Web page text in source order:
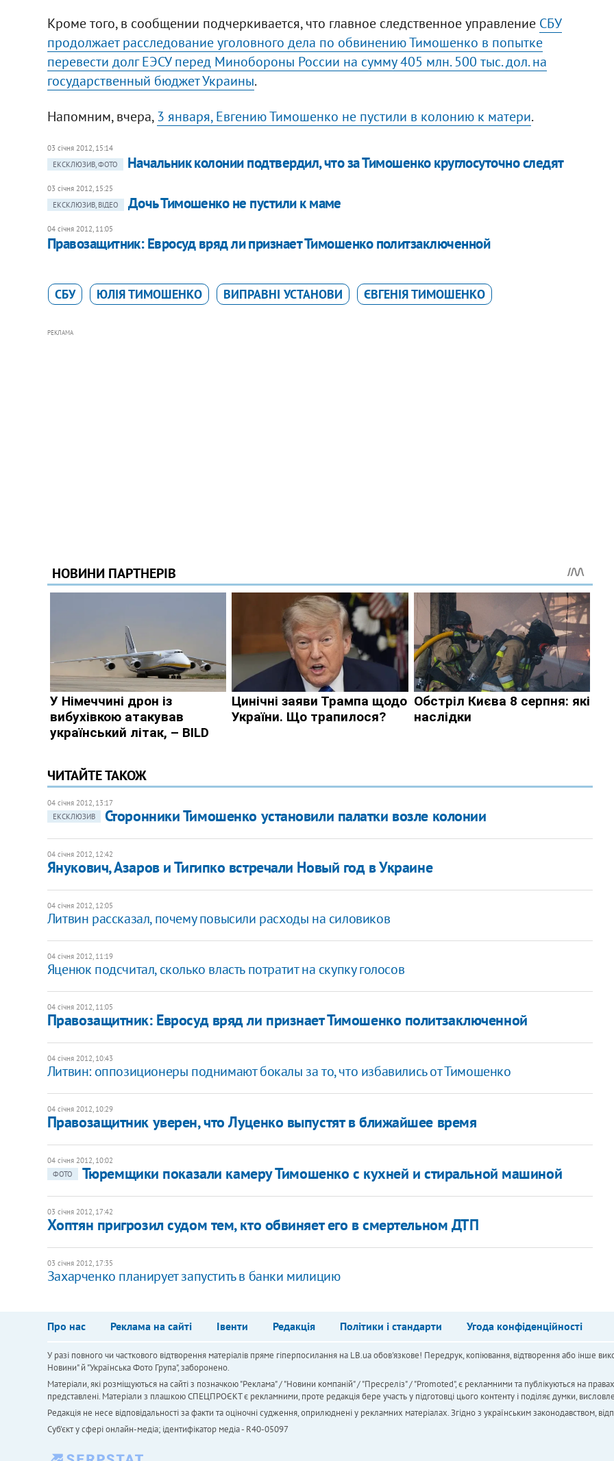
Кроме того, в сообщении подчеркивается, что главное следственное управление СБУ
продолжает расследование уголовного дела по обвинению Тимошенко в попытке
перевести долг ЕЭСУ перед Минобороны России на сумму 405 млн. 500 тыс. дол. на
государственный бюджет Украины.
Напомним, вчера,3 января, Евгению Тимошенко не пустили в колонию к матери.
03 січня 2012, 15:14
ЕКСКЛЮЗИВ, ФОТО
Начальник колонии подтвердил, что за Тимошенко круглосуточно следят
03 січня 2012, 15:25
ЕКСКЛЮЗИВ, ВІДЕО
Дочь Тимошенко не пустили к маме
04 січня 2012, 11:05
Правозащитник: Евросуд вряд ли признает Тимошенко политзаключенной
СБУ ЮЛІЯ ТИМОШЕНКО ВИПРАВНІ УСТАНОВИ ЄВГЕНІЯ ТИМОШЕНКО
РЕКЛАМА
ЧИТАЙТЕ ТАКОЖ
04 січня 2012, 13:17
ЕКСКЛЮЗИВ
Сторонники Тимошенко установили палатки возле колонии
04 січня 2012, 12:42
Янукович, Азаров и Тигипко встречали Новый год в Украине
04 січня 2012, 12:05
Литвин рассказал, почему повысили расходы на силовиков
04 січня 2012, 11:19
Яценюк подсчитал, сколько власть потратит на скупку голосов
04 січня 2012, 11:05
Правозащитник: Евросуд вряд ли признает Тимошенко политзаключенной
04 січня 2012, 10:43
Литвин: оппозиционеры поднимают бокалы за то, что избавились от Тимошенко
04 січня 2012, 10:29
Правозащитник уверен, что Луценко выпустят в ближайшее время
04 січня 2012, 10:02
ФОТО
Тюремщики показали камеру Тимошенко с кухней и стиральной машиной
03 січня 2012, 17:42
​Хоптян пригрозил судом тем, кто обвиняет его в смертельном ДТП
03 січня 2012, 17:35
Захарченко планирует запустить в банки милицию
Про нас Реклама на сайті Івенти Редакція Політики і стандарти Угода конфіденційності
У разі повного чи часткового відтворення матеріалів пряме гіперпосилання на LB.ua обов'язкове! Передрук, копіювання, відтворення або інше
Новини" й "Українська Фото Група", заборонено.
Матеріали, які розміщуються на сайті з позначкою "Реклама" / "Новини компаній" / "Пресреліз" / "Promoted", є рекламними та публікуються на
представлені. Матеріали з плашкою СПЕЦПРОЄКТ є рекламними, проте редакція бере участь у підготовці цього контенту і поділяє думки,
Редакція не несе відповідальності за факти та оціночні судження, оприлюднені у рекламних матеріалах. Згідно з українським законодавством,
Cуб'єкт у сфері онлайн-медіа; ідентифікатор медіа - R40-05097